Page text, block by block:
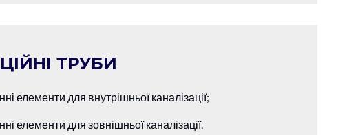
ТРУБИ
елементи для внутрішньої каналізації;
елементи для зовнішньої каналізації.